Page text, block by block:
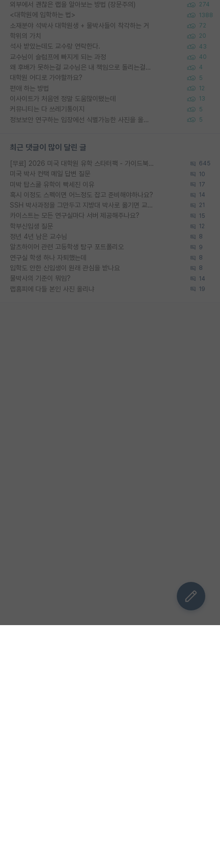
외부에서 괜찮은 랩을 알아보는 방법 (장문주의) 274
<대학원에 입학하는 법> 1388
소재분야 석박사 대학원생 + 물박사들이 착각하는 거 72
학위의 가치 20
석사 받았는데도 교수랑 연락한다. 43
교수님이 슬럼프에 빠지게 되는 과정 40
왜 후배가 못하는걸 교수님은 내 책임으로 돌리는걸까요? 4
대학원 어디로 가야할까요? 5
편애 하는 방법 12
이사이트가 처음엔 정말 도움많이됐는데 13
커뮤니티는 다 쓰레기통이지 5
정보보안 연구하는 입장에선 식별가능한 사진을 올리는건 비추이긴함 5
최근 댓글이 많이 달린 글
[무료] 2026 미국 대학원 유학 스타터팩 - 가이드북 & 합격자 컨택메일 템플릿 645
미국 박사 컨택 메일 답변 질문 10
미박 탑스쿨 유학이 빡세진 이유 17
혹시 이정도 스펙이면 어느정도 잡고 준비해야하나요? 14
SSH 박사과정을 그만두고 지방대 박사로 옮기면 교수의 꿈은 끝일까요? 21
카이스트는 모든 연구실마다 서버 제공해주나요? 15
학부신입생 질문 12
정년 4년 남은 교수님 8
알츠하이머 관련 고등학생 탐구 포트폴리오 9
연구실 학생 하나 자퇴했는데 8
입학도 안한 신입생이 원래 관심을 받나요 8
물박사의 기준이 뭐임? 14
랩홈피에 다들 본인 사진 올리냐 19